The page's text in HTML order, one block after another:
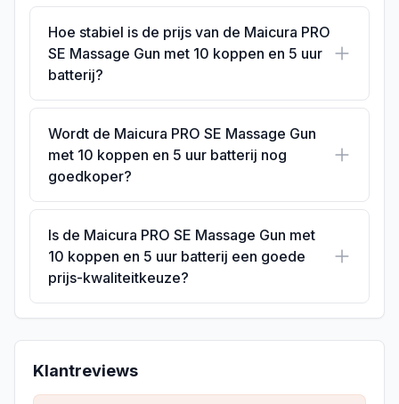
Hoe stabiel is de prijs van de Maicura PRO
SE Massage Gun met 10 koppen en 5 uur
batterij?
Wordt de Maicura PRO SE Massage Gun
met 10 koppen en 5 uur batterij nog
goedkoper?
Is de Maicura PRO SE Massage Gun met
10 koppen en 5 uur batterij een goede
prijs-kwaliteitkeuze?
Klantreviews